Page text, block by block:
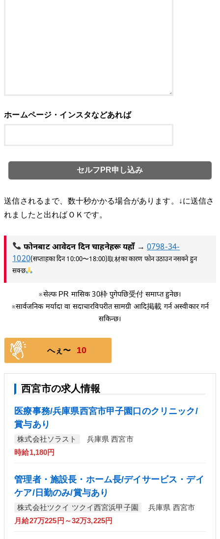
ホームページ・インスタなどあれば
送信されるまで、数十秒かかる場合があります。↓に送信さ
れましたと出ればＯＫです。
फोनबाट आवेदन दिन चाहनेहरू यहाँ →0798-34-
1020(सप्ताहका दिन 10:00〜18:00)取材का कारण फोन उठाउन नसक्ने हुन
सक्छ
※सेल्फ PR मासिक 30枠 पुगेपछि受付 समाप्त हुनेछ।
※सार्वजनिक मर्यादा वा सदाचारविपरीत सामग्री आदि掲載 गर्न अस्वीकार गर्न
सकिन्छ।
へぇ〜 10
西宮市の求人情報
医療事務/兵庫県西宮市甲子園口のクリニック/
賞与あり
株式会社ソラスト
兵庫県 西宮市
時給1,180円
管理者・施設長・ホーム長/デイサービス・デイ
ケア/日勤のみ/賞与あり
株式会社ツクイ ツクイ西宮浜甲子園
兵庫県 西宮市
月給27万225円～32万3,225円